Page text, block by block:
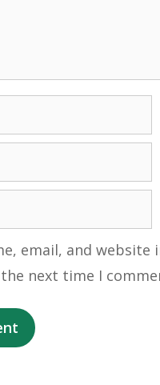
email, and website
next time I